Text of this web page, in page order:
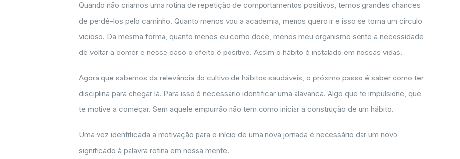
Quando não criamos uma rotina de repetição de comportamentos positivos, temos grandes chances
de perdê-los pelo caminho. Quanto menos vou a academia, menos quero ir e isso se torna um circulo
vicioso. Da mesma forma, quanto menos eu como doce, menos meu organismo sente a necessidade
de voltar a comer e nesse caso o efeito é positivo. Assim o hábito é instalado em nossas vidas.
Agora que sabemos da relevância do cultivo de hábitos saudáveis, o próximo passo é saber como ter
disciplina para chegar lá. Para isso é necessário identificar uma alavanca. Algo que te impulsione, que
te motive a começar. Sem aquele empurrão não tem como iniciar a construção de um hábito.
Uma vez identificada a motivação para o início de uma nova jornada é necessário dar um novo
significado à palavra rotina em nossa mente.